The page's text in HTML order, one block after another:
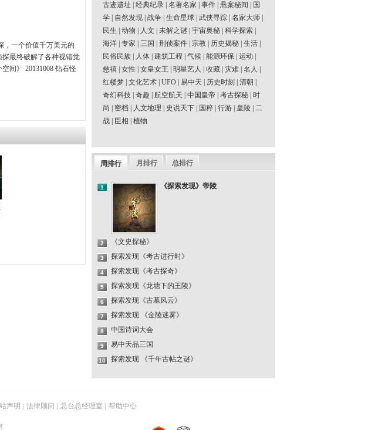
，一个价值千万美元的
最终破解了各种视错觉
间》 20131008 钻石怪
古迹遗址
经典纪录 名著名家 事件 悬案秘闻
国
学
自然发现 战争 生命星球 武侠寻踪 名家大师
民生
动物 人文 未解之谜 宇宙奥秘 科学探索
海洋 专家 三国 刑侦案件 宗教 历史揭秘 生活
民俗民族
人体 建筑工程 气候 能源环保 运动
慈禧 女性 女皇女王 明星艺人 收藏 灾难 名人
红楼梦 文化艺术 UFO 易中天 历史时刻 清朝
奇幻科技 奇趣 航空航天 中国皇帝 考古探秘
时
尚
密档 人文地理 史说天下 国粹 行游 皇陵
二
战
臣相 植物
周排行 月排行 总排行
1 《探索发现》帝陵
2 《文史探秘》
3 探索发现《考古进行时》
4 探索发现《考古探奇》
5 探索发现《龙塘下的王陵》
6 探索发现《古墓风云》
7 探索发现 《金陵迷雾》
8 中国诗词大会
9 易中天品三国
10 探索发现 《千年古帖之谜》
声明 法律顾问 总台总经理室 帮助中心